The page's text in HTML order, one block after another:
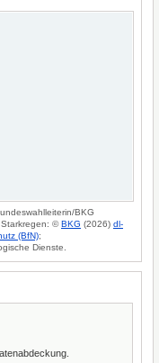
BKG
Starkregen: ©BKG (2026) dl-
(BfN);
Dienste.